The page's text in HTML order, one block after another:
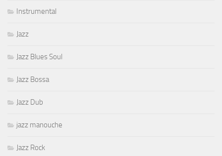
Instrumental
Jazz
Jazz Blues Soul
Jazz Bossa
Jazz Dub
jazz manouche
Jazz Rock